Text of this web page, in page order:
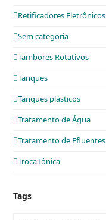
Retificadores Eletrônicos
Sem categoria
Tambores Rotativos
Tanques
Tanques plásticos
Tratamento de Água
Tratamento de Efluentes
Troca Iônica
Tags